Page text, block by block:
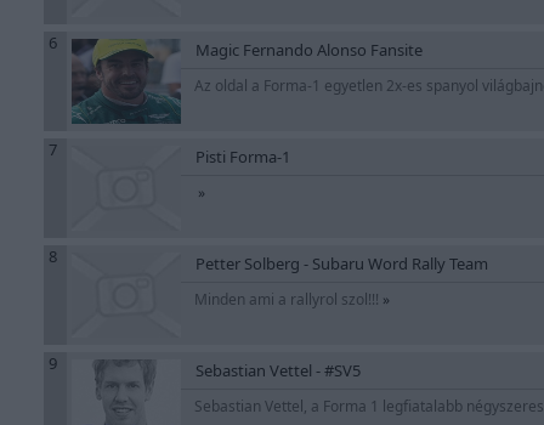
6 Magic Fernando Alonso Fansite
Az oldal a Forma-1 egyetlen 2x-es spanyol
7 Pisti Forma-1
»
8 Petter Solberg - Subaru Word Rally Team
Minden ami a rallyrol szol!!! »
9 Sebastian Vettel - #SV5
Sebastian Vettel, a Forma 1 legfiatalabb